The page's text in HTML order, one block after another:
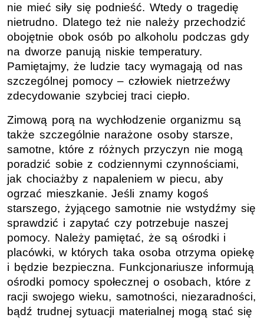
nie mieć siły się podnieść. Wtedy o tragedię
nietrudno. Dlatego też nie należy przechodzić
obojętnie obok osób po alkoholu podczas gdy
na dworze panują niskie temperatury.
Pamiętajmy, że ludzie tacy wymagają od nas
szczególnej pomocy – człowiek nietrzeźwy
zdecydowanie szybciej traci ciepło.
Zimową porą na wychłodzenie organizmu są
także szczególnie narażone osoby starsze,
samotne, które z różnych przyczyn nie mogą
poradzić sobie z codziennymi czynnościami,
jak chociażby z napaleniem w piecu, aby
ogrzać mieszkanie. Jeśli znamy kogoś
starszego, żyjącego samotnie nie wstydźmy się
sprawdzić i zapytać czy potrzebuje naszej
pomocy. Należy pamiętać, że są ośrodki i
placówki, w których taka osoba otrzyma opiekę
i będzie bezpieczna. Funkcjonariusze informują
ośrodki pomocy społecznej o osobach, które z
racji swojego wieku, samotności, niezaradności,
bądź trudnej sytuacji materialnej mogą stać się